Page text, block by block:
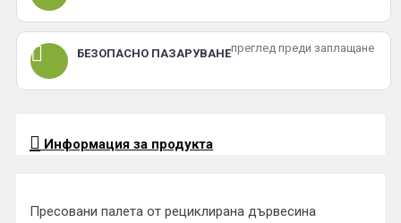
БЕЗОПАСНО ПАЗАРУВАНЕпреглед преди заплащане
Информация за продукта
Пресовани палета от рециклирана дървесина